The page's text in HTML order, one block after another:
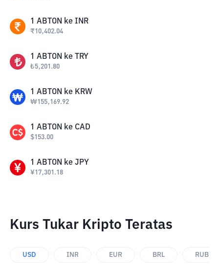
1 ABTON ke INR
₹10,402.04
1 ABTON ke TRY
₺5,201.80
1 ABTON ke KRW
₩155,169.92
1 ABTON ke CAD
$153.00
1 ABTON ke JPY
¥17,301.18
Kurs Tukar Kripto Teratas
USD INR EUR BRL RUB